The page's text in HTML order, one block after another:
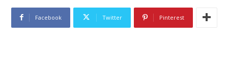
Facebook Twitter Pinterest